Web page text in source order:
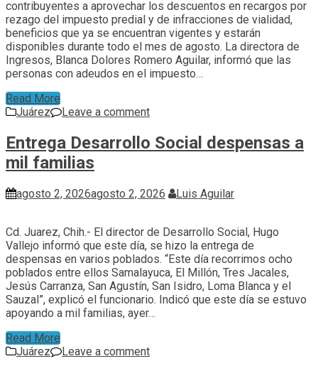
contribuyentes a aprovechar los descuentos en recargos por
rezago del impuesto predial y de infracciones de vialidad,
beneficios que ya se encuentran vigentes y estarán
disponibles durante todo el mes de agosto. La directora de
Ingresos, Blanca Dolores Romero Aguilar, informó que las
personas con adeudos en el impuesto…
Read More
Juárez
Leave a comment
Entrega Desarrollo Social despensas a
mil familias
agosto 2, 2026agosto 2, 2026 Luis Aguilar
Cd. Juarez, Chih.- El director de Desarrollo Social, Hugo
Vallejo informó que este día, se hizo la entrega de
despensas en varios poblados. “Este día recorrimos ocho
poblados entre ellos Samalayuca, El Millón, Tres Jacales,
Jesús Carranza, San Agustín, San Isidro, Loma Blanca y el
Sauzal”, explicó el funcionario. Indicó que este día se estuvo
apoyando a mil familias, ayer…
Read More
Juárez
Leave a comment